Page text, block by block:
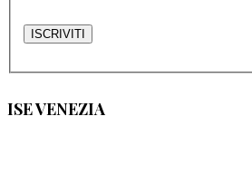
ISE VENEZIA